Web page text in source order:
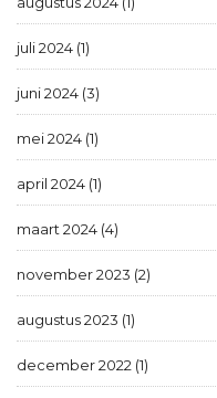
juli 2024 (1)
juni 2024 (3)
mei 2024 (1)
april 2024 (1)
maart 2024 (4)
november 2023 (2)
augustus 2023 (1)
december 2022 (1)